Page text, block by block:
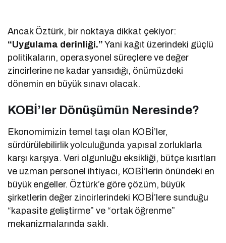
Ancak Öztürk, bir noktaya dikkat çekiyor:
“Uygulama derinliği.” Yani kağıt üzerindeki güçlü
politikaların, operasyonel süreçlere ve değer
zincirlerine ne kadar yansıdığı, önümüzdeki
dönemin en büyük sınavı olacak.
KOBİ’ler Dönüşümün Neresinde?
Ekonomimizin temel taşı olan KOBİ’ler,
sürdürülebilirlik yolculuğunda yapısal zorluklarla
karşı karşıya. Veri olgunluğu eksikliği, bütçe kısıtları
ve uzman personel ihtiyacı, KOBİ’lerin önündeki en
büyük engeller. Öztürk’e göre çözüm, büyük
şirketlerin değer zincirlerindeki KOBİ’lere sunduğu
“kapasite geliştirme” ve “ortak öğrenme”
mekanizmalarında saklı.